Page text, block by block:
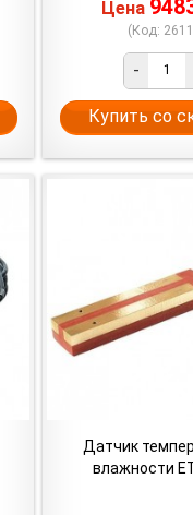
Цена
(Код:
-
Купить со
Датчик
влажности